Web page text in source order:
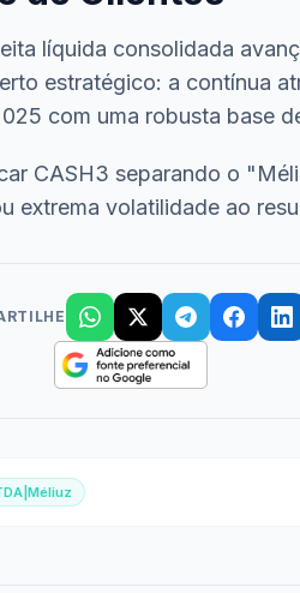
líquida consolidada
estratégico: a contínua
com uma robusta base
CASH3 separando o
volatilidade ao